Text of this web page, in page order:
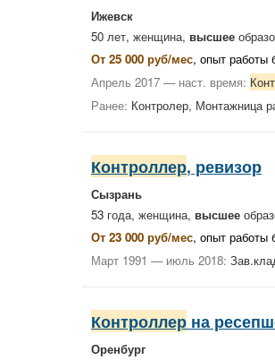
Ижевск
50 лет, женщина, высшее
От 25 000 руб/мес, опыт работы
Апрель 2017 — наст. время:
Ранее: Контролер, Монтажница
Контроллер, ревизор
Сызрань
53 года, женщина, высшее
От 23 000 руб/мес, опыт работы
Март 1991 — июль 2018:
Контроллер на
Оренбург